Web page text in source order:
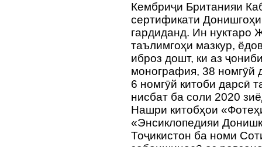
Кембриҷи Британияи
сертификати
гардиданд. Ин нуктаро
таълимгоҳи мазкур,
иброз дошт, ки аз
монография, 38 номгӯй
6 номгӯй китоби дарсӣ
нисбат ба соли 2020
Нашри китобҳои
«Энсиклопедияи
Тоҷикистон ба номи